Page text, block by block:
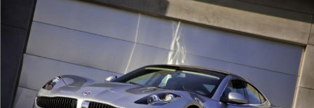
- Představení
- Fascinace a historie
- Život řidiče
- Tuning